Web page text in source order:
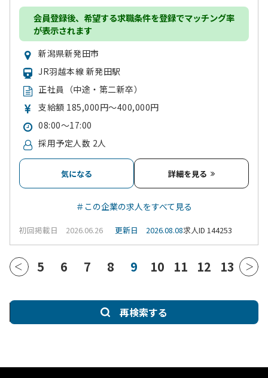
会員登録後、希望する求職条件を登録でマッチング率
が表示されます
新潟県新発田市
JR羽越本線 新発田駅
正社員（中途・第二新卒）
支給額 185,000円～400,000円
08:00～17:00
採用予定人数 2人
気になる 詳細を見る
＃この企業の求人をすべて見る
初回掲載日 2026.06.26 更新日 2026.08.08求人ID 144253
5 6 7 8 9 10 11 12 13
再検索する